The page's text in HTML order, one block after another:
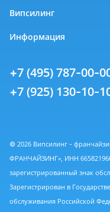
Випсилинг
Информация
+7 (495) 787-00-
+7 (925) 130-10-
© 2026 Випсилинг -
ФРАНЧАЙЗИНГ», ИНН
зарегистрированный знак
Зарегистрирован в
обслуживания Российской